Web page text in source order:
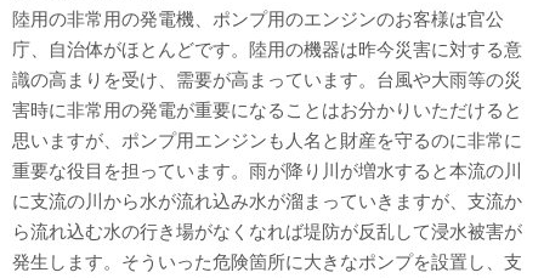
陸用の非常用の発電機、ポンプ用のエンジンのお客様は官公
庁、自治体がほとんどです。陸用の機器は昨今災害に対する意
識の高まりを受け、需要が高まっています。台風や大雨等の災
害時に非常用の発電が重要になることはお分かりいただけると
思いますが、ポンプ用エンジンも人名と財産を守るのに非常に
重要な役目を担っています。雨が降り川が増水すると本流の川
に支流の川から水が流れ込み水が溜まっていきますが、支流か
ら流れ込む水の行き場がなくなれば堤防が反乱して浸水被害が
発生します。そういった危険箇所に大きなポンプを設置し、支